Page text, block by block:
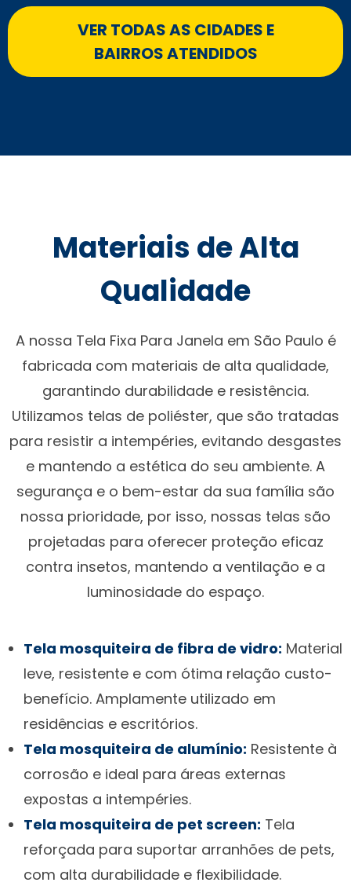
VER TODAS AS CIDADES E
BAIRROS ATENDIDOS
Materiais de Alta
Qualidade
A nossa Tela Fixa Para Janela em São Paulo é
fabricada com materiais de alta qualidade,
garantindo durabilidade e resistência.
Utilizamos telas de poliéster, que são tratadas
para resistir a intempéries, evitando desgastes
e mantendo a estética do seu ambiente. A
segurança e o bem-estar da sua família são
nossa prioridade, por isso, nossas telas são
projetadas para oferecer proteção eficaz
contra insetos, mantendo a ventilação e a
luminosidade do espaço.
Tela mosquiteira de fibra de vidro: Material
leve, resistente e com ótima relação custo-
benefício. Amplamente utilizado em
residências e escritórios.
Tela mosquiteira de alumínio: Resistente à
corrosão e ideal para áreas externas
expostas a intempéries.
Tela mosquiteira de pet screen: Tela
reforçada para suportar arranhões de pets,
com alta durabilidade e flexibilidade.